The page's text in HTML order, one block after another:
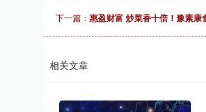
下一篇： 惠盈财富 炒菜香十倍！豫素
相关文章